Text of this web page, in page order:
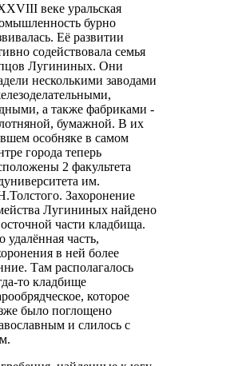
веке уральская
бурно
Её развитии
содействовала семья
Лугининых. Они
несколькими заводами
а также фабриками -
бумажной. В их
особняке в самом
города теперь
2 факультета
им.
Захоронение
Лугининых найдено
части кладбища.
удалённая часть,
в ней более
Там располагалось
то кладбище
которое
было поглощено
и слилось с